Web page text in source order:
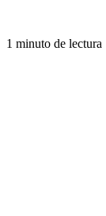
1 minuto de lectura